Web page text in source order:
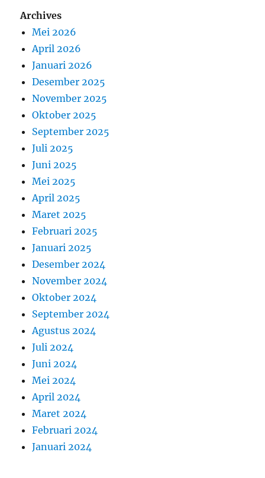
Archives
Mei 2026
April 2026
Januari 2026
Desember 2025
November 2025
Oktober 2025
September 2025
Juli 2025
Juni 2025
Mei 2025
April 2025
Maret 2025
Februari 2025
Januari 2025
Desember 2024
November 2024
Oktober 2024
September 2024
Agustus 2024
Juli 2024
Juni 2024
Mei 2024
April 2024
Maret 2024
Februari 2024
Januari 2024